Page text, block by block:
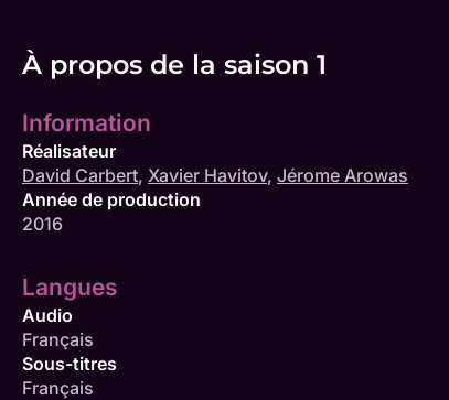
À propos de la saison 1
Information
Réalisateur
David Carbert, Xavier Havitov, Jérome Arowas
Année de production
2016
Langues
Audio
Français
Sous-titres
Français